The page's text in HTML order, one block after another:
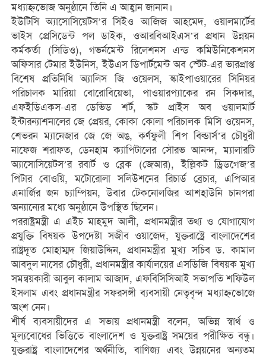
মধ্যাহ্নভোজ অনুষ্ঠানে তিনি এ আহ্বান জানান।
ইউটিসি অ্যাসোসিয়েটস’র সিইও আজিজ আহমেদ, ওয়ালমার্টের
ভাইস প্রেসিডেন্ট পল ডাইক, ওআরবিআইএস’র প্রধান উন্নয়ন
কর্মকর্তা (সিডিও), গভর্নমেন্ট রিলেশনস এন্ড কমিউনিকেশনস
অফিসার টেমার ইউনিস, ইউএস ডিপার্টমেন্ট অব স্টেট-এর ভারপ্রাপ্ত
বিশেষ প্রতিনিধি অ্যালিস জি ওয়েলস, স্কাইপাওয়ারের সিনিয়র
পরিচালক মারিয়া বোরোবিয়েভা, পাওয়ারপ্যাকের রন সিকদার,
এফইডিএকস-এর ডেভিড শর্ট, স্কট প্রাইস অব ওয়ালমার্ট
ইন্টারন্যাশনালের জে প্রেয়র, কোকা কোলা পরিচালক মিসি ওয়েনস,
শেভরন ম্যানেজার জে জে অঙ, কর্ণফুলী শিপ বিল্ডার্স’র চৌধুরী
নাফেজ শরাফত, ডেনহাম ক্যাপিটালের সৌরভ আনন্দ, ম্যালারটি
অ্যাসোসিয়েটস’র রবার্ট ও ব্লেক (জেআর), ইল্লিকট ড্রিডগেজ’র
পিটার বোওয়ি, মটোরোলা সলিউশনের রিচার্ড ব্রেচার, এপিআর
এনার্জির জন চ্যাম্পিয়ন, উবার টেকনোলজির আশহাউনি চানপরা
অন্যান্যের মধ্যে অনুষ্ঠানে উপস্থিত ছিলেন।
পররাষ্ট্রমন্ত্রী এ এইচ মাহমুদ আলী, প্রধানমন্ত্রীর তথ্য ও যোগাযোগ
প্রযুক্তি বিষয়ক উপদেষ্টা সজীব ওয়াজেদ, যুক্তরাষ্ট্রে বাংলাদেশের
রাষ্ট্রদূত মোহাম্মদ জিয়াউদ্দিন, প্রধানমন্ত্রীর মুখ্য সচিব ড. কামাল
আবদুল নাসের চৌধুরী, প্রধানমন্ত্রীর কার্যালয়ের এসডিজি বিষয়ক মুখ্য
সমন্বয়কারী আবুল কালাম আজাদ, এফবিসিসিআই সভাপতি শফিউল
ইসলাম এবং প্রধানমন্ত্রীর সফরসঙ্গী ব্যবসায়ী নেতৃবৃন্দ মধ্যাহ্নভোজে
অংশ নেন।
শীর্ষ ব্যবসায়ীদের এ সভায় প্রধানমন্ত্রী বলেন, অভিন্ন স্বার্থ ও
মূল্যবোধের ভিত্তিতে বাংলাদেশ ও যুক্তরাষ্ট্র সময়ের পরীক্ষিত বন্ধু।
যুক্তরাষ্ট্র বাংলাদেশের অর্থনীতি, বাণিজ্য এবং উন্নয়নের অন্যতম